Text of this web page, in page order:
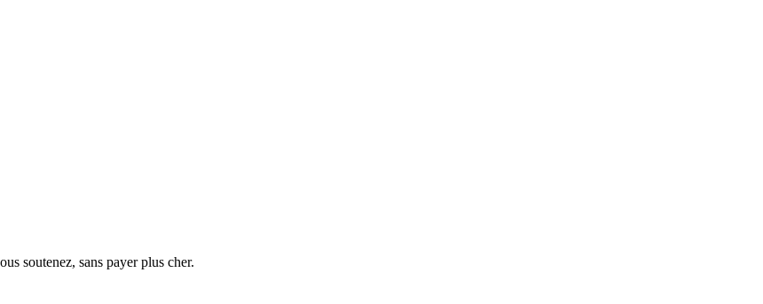
soutenez, sans payer plus cher.